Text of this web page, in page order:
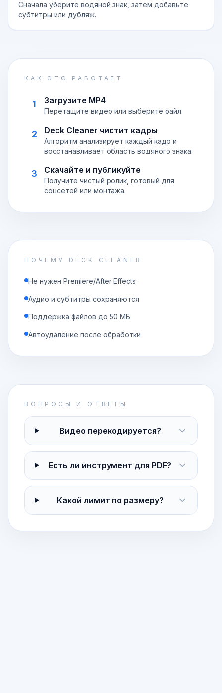
Сначала уберите водяной знак, затем добавьте
субтитры или дубляж.
КАК ЭТО РАБОТАЕТ
1 Загрузите MP4
Перетащите видео или выберите файл.
2 Deck Cleaner чистит кадры
Алгоритм анализирует каждый кадр и
восстанавливает область водяного знака.
3 Скачайте и публикуйте
Получите чистый ролик, готовый для
соцсетей или монтажа.
ПОЧЕМУ DECK CLEANER
Не нужен Premiere/After Effects
Аудио и субтитры сохраняются
Поддержка файлов до 50 МБ
Автоудаление после обработки
ВОПРОСЫ И ОТВЕТЫ
Видео перекодируется?
Есть ли инструмент для PDF?
Какой лимит по размеру?